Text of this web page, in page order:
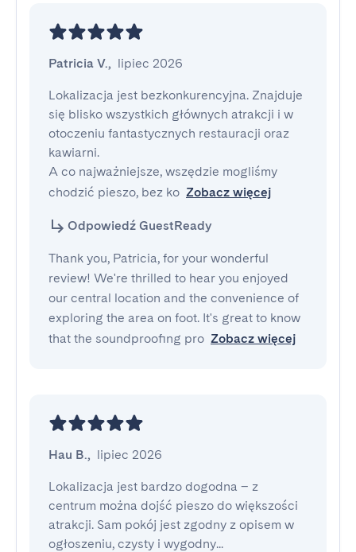
Patricia V., lipiec 2026
Lokalizacja jest bezkonkurencyjna. Znajduje
się blisko wszystkich głównych atrakcji i w
otoczeniu fantastycznych restauracji oraz
kawiarni.
A co najważniejsze, wszędzie mogliśmy
chodzić pieszo, bez ko Zobacz więcej
Odpowiedź GuestReady
Thank you, Patricia, for your wonderful
review! We're thrilled to hear you enjoyed
our central location and the convenience of
exploring the area on foot. It's great to know
that the soundproofing pro Zobacz więcej
Hau B., lipiec 2026
Lokalizacja jest bardzo dogodna – z
centrum można dojść pieszo do większości
atrakcji. Sam pokój jest zgodny z opisem w
ogłoszeniu, czysty i wygodny...